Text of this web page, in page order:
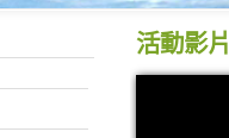
活動影片